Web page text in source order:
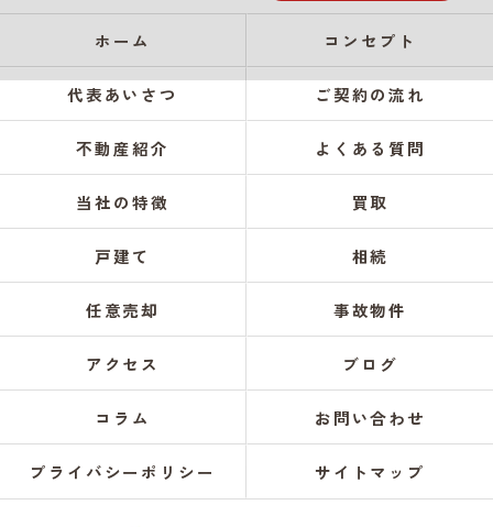
ホーム コンセプト
代表あいさつ ご契約の流れ
不動産紹介 よくある質問
当社の特徴 買取
戸建て 相続
任意売却 事故物件
アクセス ブログ
コラム お問い合わせ
プライバシーポリシー サイトマップ